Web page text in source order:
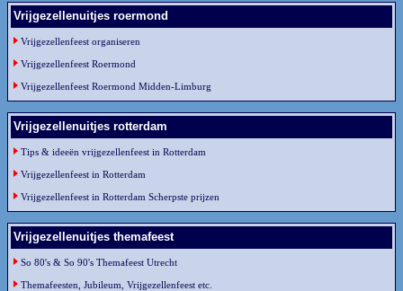
Vrijgezellenuitjes roermond
Vrijgezellenfeest organiseren
Vrijgezellenfeest Roermond
Vrijgezellenfeest Roermond Midden-Limburg
Vrijgezellenuitjes rotterdam
Tips & ideeën vrijgezellenfeest in Rotterdam
Vrijgezellenfeest in Rotterdam
Vrijgezellenfeest in Rotterdam Scherpste prijzen
Vrijgezellenuitjes themafeest
So 80's & So 90's Themafeest Utrecht
Themafeesten, Jubileum, Vrijgezellenfeest etc.